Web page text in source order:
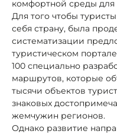
комфортной среды для
Для того чтобы
себя страну, была
систематизации
туристическом
100 специально
маршрутов, которые
тысячи объектов
знаковых
жемчужин регионов.
Однако развитие